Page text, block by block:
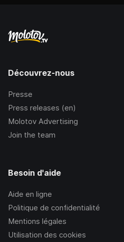
Découvrez-nous
Presse
Press releases (en)
Molotov Advertising
Join the team
Besoin d'aide
Aide en ligne
Politique de confidentialité
Mentions légales
Utilisation des cookies